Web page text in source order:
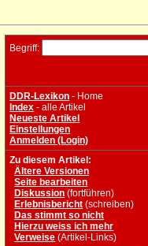
Begriff:
DDR-Lexikon - Home
Index - alle Artikel
Neueste Artikel
Einstellungen
Anmelden (Login)
Zu diesem Artikel:
Ältere Versionen
Seite bearbeiten
Diskussion (fortführen)
Erlebnisbericht (schreiben)
Das stimmt so nicht
Hierzu weiss ich mehr
Verweise (Artikel-Links)